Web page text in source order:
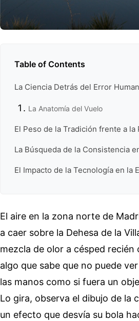
Table of Contents
La Ciencia Detrás del Error
La Anatomía del Vuelo
El Peso de la Tradición frente a
La Búsqueda de la Consistencia
El Impacto de la Tecnología en la
El aire en la zona norte de
a caer sobre la Dehesa de la
mezcla de olor a césped
algo que sabe que no puede
las manos como si fuera un
Lo gira, observa el dibujo de la
un efecto que desvía su bola